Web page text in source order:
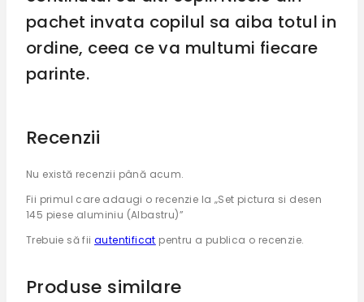
pachet invata copilul sa aiba totul in
ordine, ceea ce va multumi fiecare
parinte.
Recenzii
Nu există recenzii până acum.
Fii primul care adaugi o recenzie la „Set pictura si desen
145 piese aluminiu (Albastru)”
Trebuie să fiiautentificat pentru a publica o recenzie.
Produse similare